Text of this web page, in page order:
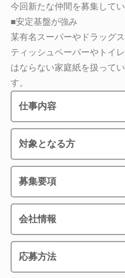
今回新たな仲間を募集してい
■安定基盤が強み
某有名スーパーやドラッグ
ティッシュペーパーやトイ
はならない家庭紙を扱って
す。
仕事内容
対象となる方
募集要項
会社情報
応募方法